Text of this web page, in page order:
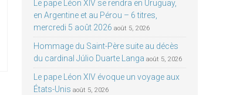
Le pape Léon XIV se rendra en Uruguay,
en Argentine et au Pérou – 6 titres,
mercredi 5 août 2026 août 5, 2026
Hommage du Saint-Père suite au décès
du cardinal Júlio Duarte Langa août 5, 2026
Le pape Léon XIV évoque un voyage aux
États-Unis août 5, 2026